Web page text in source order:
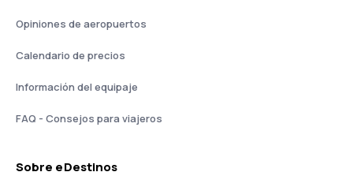
Opiniones de aeropuertos
Calendario de precios
Información del equipaje
FAQ - Consejos para viajeros
Sobre eDestinos